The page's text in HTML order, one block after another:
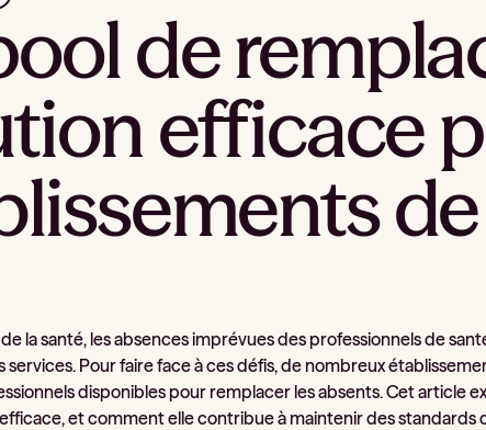
de
efficace
la santé, les absences imprévues des professionnels de
services. Pour faire face à ces défis, de nombreux
disponibles pour remplacer les absents. Cet article
et comment elle contribue à maintenir des standards